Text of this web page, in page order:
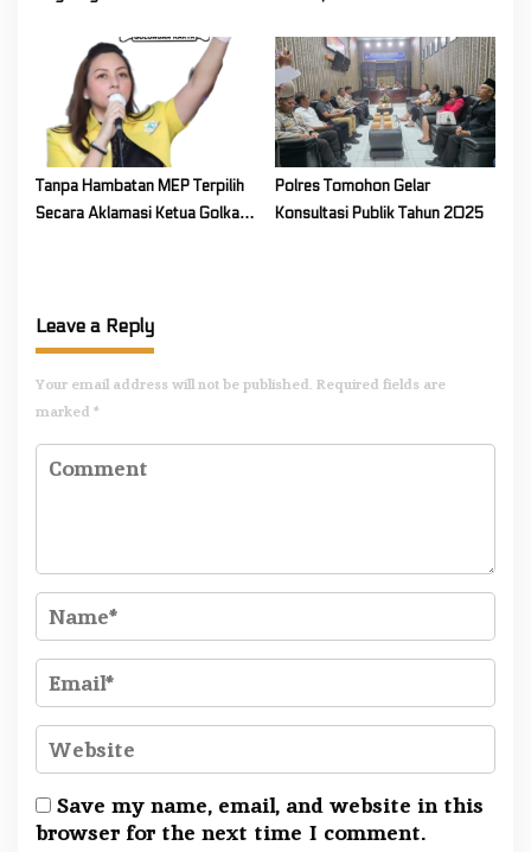
Persiapan Lanjutan Program
Kerja Tahun 2026
Tanpa Hambatan MEP Terpilih
Secara Aklamasi Ketua Golkar
Polres Tomohon Gelar
Konsultasi Publik Tahun 2025
Leave a Reply
Your email address will not be published. Required fields are
marked *
Save my name, email, and website in this
browser for the next time I comment.